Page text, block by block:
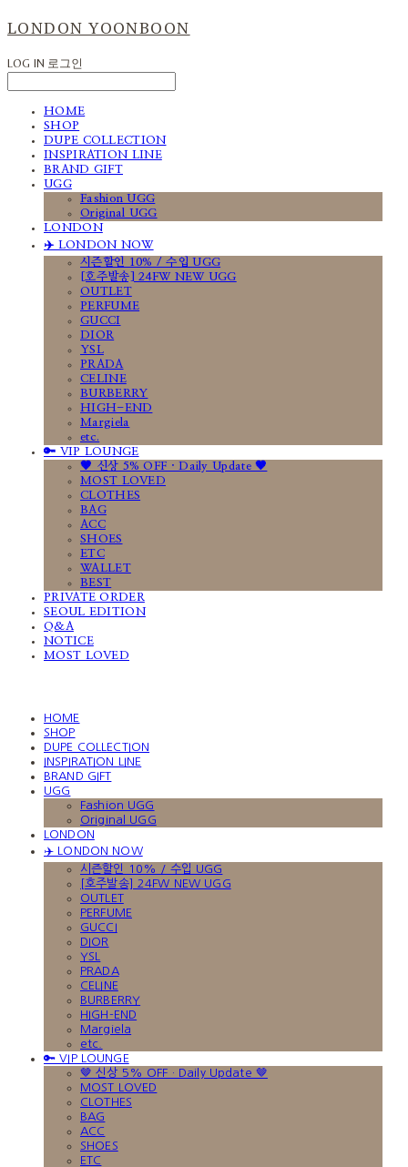
LONDON YOONBOON
LOG IN 로그인
HOME
SHOP
DUPE COLLECTION
INSPIRATION LINE
BRAND GIFT
UGG
Fashion UGG
Original UGG
LONDON
✈️ LONDON NOW
시즌할인 10% / 수입 UGG
[호주발송] 24FW NEW UGG
OUTLET
PERFUME
GUCCI
DIOR
YSL
PRADA
CELINE
BURBERRY
HIGH-END
Margiela
etc.
🔑 VIP LOUNGE
🤎 신상 5% OFF · Daily Update 🤎
MOST LOVED
CLOTHES
BAG
ACC
SHOES
ETC
WALLET
BEST
PRIVATE ORDER
SEOUL EDITION
Q&A
NOTICE
MOST LOVED
HOME
SHOP
DUPE COLLECTION
INSPIRATION LINE
BRAND GIFT
UGG
Fashion UGG
Original UGG
LONDON
✈️ LONDON NOW
시즌할인 10% / 수입 UGG
[호주발송] 24FW NEW UGG
OUTLET
PERFUME
GUCCI
DIOR
YSL
PRADA
CELINE
BURBERRY
HIGH-END
Margiela
etc.
🔑 VIP LOUNGE
🤎 신상 5% OFF · Daily Update 🤎
MOST LOVED
CLOTHES
BAG
ACC
SHOES
ETC